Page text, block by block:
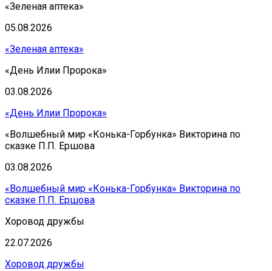
«Зеленая аптека»
05.08.2026
«Зеленая аптека»
«День Илии Пророка»
03.08.2026
«День Илии Пророка»
«Волшебный мир «Конька-Горбунка» Викторина по
сказке П.П. Ершова
03.08.2026
«Волшебный мир «Конька-Горбунка» Викторина по
сказке П.П. Ершова
Хоровод дружбы
22.07.2026
Хоровод дружбы